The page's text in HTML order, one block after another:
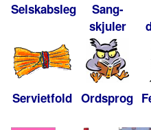
Selskabsleg
Sang-
skjuler
Servietfold Ordsprog